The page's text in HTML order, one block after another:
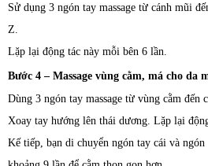
Sử dụng 3 ngón tay massage từ cánh mũi
Z.
Lặp lại động tác này mỗi bên 6 lần.
Bước 4 – Massage vùng cằm, má cho da
Dùng 3 ngón tay massage từ vùng cằm đến
Xoay tay hướng lên thái dương. Lặp lại
Kế tiếp, bạn di chuyển ngón tay cái và